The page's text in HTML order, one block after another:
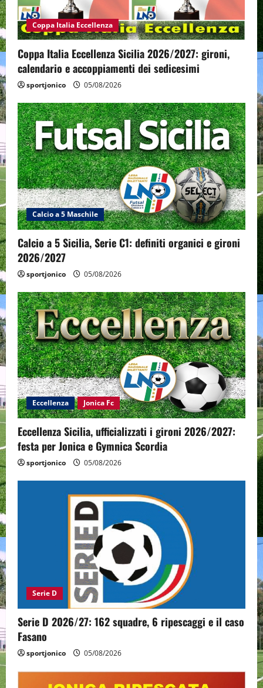
Coppa Italia Eccellenza
Coppa Italia Eccellenza Sicilia 2026/2027: gironi,
calendario e accoppiamenti dei sedicesimi
sportjonico 05/08/2026
Calcio a 5 Maschile
Calcio a 5 Sicilia, Serie C1: definiti organici e gironi
2026/2027
sportjonico 05/08/2026
Eccellenza Jonica Fc
Eccellenza Sicilia, ufficializzati i gironi 2026/2027:
festa per Jonica e Gymnica Scordia
sportjonico 05/08/2026
Serie D
Serie D 2026/27: 162 squadre, 6 ripescaggi e il caso
Fasano
sportjonico 05/08/2026